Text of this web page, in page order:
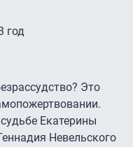
год
Это
Екатерины
Невельского